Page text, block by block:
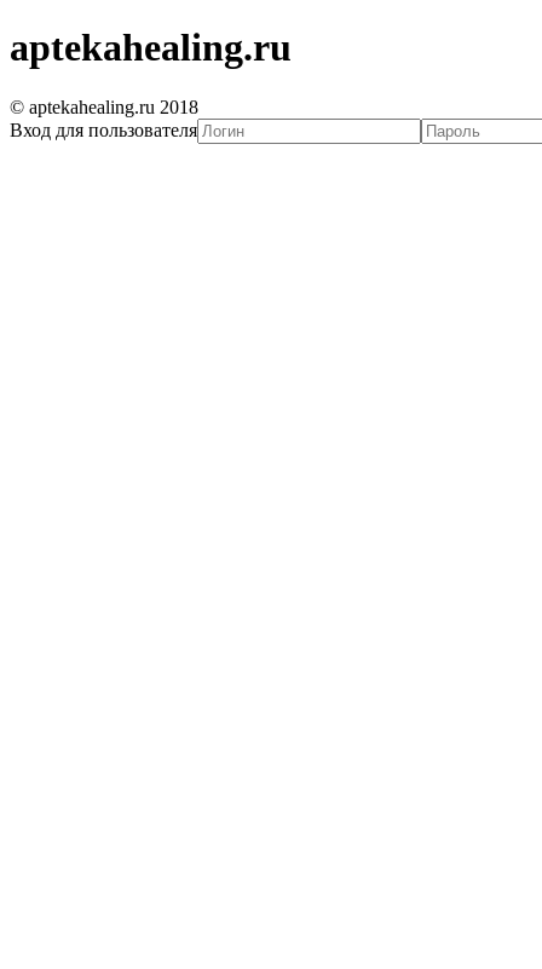
aptekahealing.ru
© aptekahealing.ru 2018
Вход для пользователя